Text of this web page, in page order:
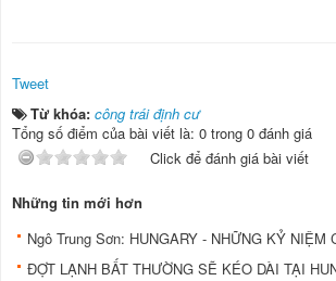
Tweet
Từ khóa: công trái định cư
Tổng số điểm của bài viết là: 0 trong 0 đánh giá
Click để đánh giá bài viết
Những tin mới hơn
Ngô Trung Sơn: HUNGARY - NHỮNG KỶ NIỆM
ĐỢT LẠNH BẤT THƯỜNG SẼ KÉO DÀI TẠI